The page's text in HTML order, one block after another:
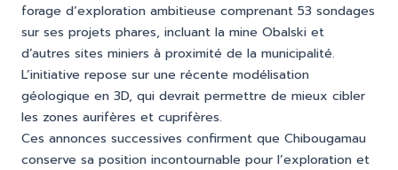
forage d’exploration ambitieuse comprenant 53 sondages
sur ses projets phares, incluant la mine Obalski et
d’autres sites miniers à proximité de la municipalité.
L’initiative repose sur une récente modélisation
géologique en 3D, qui devrait permettre de mieux cibler
les zones aurifères et cuprifères.
Ces annonces successives confirment que Chibougamau
conserve sa position incontournable pour l’exploration et